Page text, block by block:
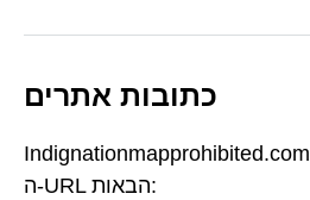
כתובות אתרים
Indignationmapprohibited.com עשוי לקרוא לכתובות
ה-URL הבאות: